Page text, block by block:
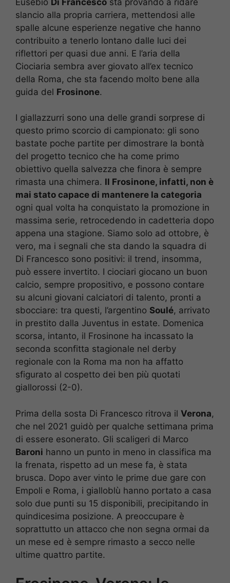
slancio alla propria carriera, mettendosi alle
spalle alcune esperienze negative che hanno
contribuito a tenerlo lontano dalle luci dei
riflettori per quasi due anni. E l’aria della
Ciociaria sembra aver giovato all’ex tecnico
della Roma, che sta facendo molto bene alla
guida del Frosinone.
I giallazzurri sono una delle grandi sorprese di
questo primo scorcio di campionato: gli sono
bastate poche partite per dimostrare la bontà
del progetto tecnico che ha come primo
obiettivo quella salvezza che finora è sempre
rimasta una chimera. Il Frosinone, infatti, non è
mai stato capace di mantenere la categoria
ogni qual volta ha conquistato la promozione in
massima serie, retrocedendo in cadetteria dopo
appena una stagione. Siamo solo ad ottobre, è
vero, ma i segnali che sta dando la squadra di
Di Francesco sono positivi: il trend, insomma,
può essere invertito. I ciociari giocano un buon
calcio, sempre propositivo, e possono contare
su alcuni giovani calciatori di talento, pronti a
sbocciare: tra questi, l’argentino Soulé, arrivato
in prestito dalla Juventus in estate. Domenica
scorsa, intanto, il Frosinone ha incassato la
seconda sconfitta stagionale nel derby
regionale con la Roma ma non ha affatto
sfigurato al cospetto dei ben più quotati
giallorossi (2-0).
Prima della sosta Di Francesco ritrova il Verona,
che nel 2021 guidò per qualche settimana prima
di essere esonerato. Gli scaligeri di Marco
Baroni hanno un punto in meno in classifica ma
la frenata, rispetto ad un mese fa, è stata
brusca. Dopo aver vinto le prime due gare con
Empoli e Roma, i gialloblù hanno portato a casa
solo due punti su 15 disponibili, precipitando in
quindicesima posizione. A preoccupare è
soprattutto un attacco che non segna ormai da
un mese ed è sempre rimasto a secco nelle
ultime quattro partite.